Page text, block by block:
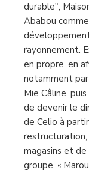
durable",
Ababou
rayonnement.
en propre, en
notamment
Mie Câline,
de devenir le
de Celio à
magasins et de
groupe. «